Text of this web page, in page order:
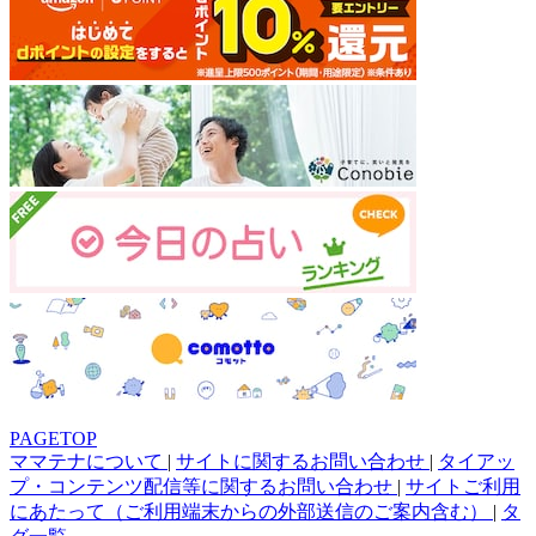
PAGETOP
ママテナについて | サイトに関するお問い合わせ | タイアッ
プ・コンテンツ配信等に関するお問い合わせ | サイトご利用
にあたって（ご利用端末からの外部送信のご案内含む） | タ